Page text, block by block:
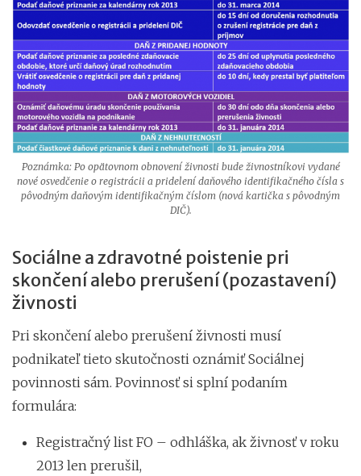
Poznámka: Po opätovnom obnovení živnosti bude živnostníkovi vydané
nové osvedčenie o registrácii a pridelení daňového identifikačného čísla s
pôvodným daňovým identifikačným číslom (nová kartička s pôvodným
DIČ).
Sociálne a zdravotné poistenie pri
skončení alebo prerušení (pozastavení)
živnosti
Pri skončení alebo prerušení živnosti musí
podnikateľ tieto skutočnosti oznámiť Sociálnej
povinnosti sám. Povinnosť si splní podaním
formulára:
Registračný list FO – odhláška, ak živnosť v roku
2013 len prerušil,